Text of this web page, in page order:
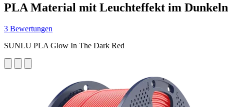
PLA Material mit Leuchteffekt im Dunkeln
3 Bewertungen
SUNLU PLA Glow In The Dark Red